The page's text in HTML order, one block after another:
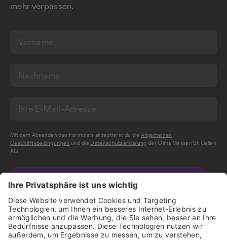
mehr verpassen.
Mit dem Absenden des Formulars akzeptierst du dieAllgemeinen
Geschäftsbedingungen und die Datenschutzerklärung der Olma Messen St.Gallen
AG.